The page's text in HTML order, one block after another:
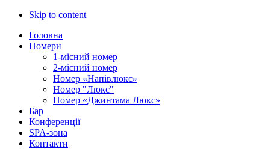
Skip to content
Головна
Номери
1-місний номер
2-місний номер
Номер «Напівлюкс»
Номер "Люкс"
Номер «Джинтама Люкс»
Бар
Конференції
SPA-зона
Контакти